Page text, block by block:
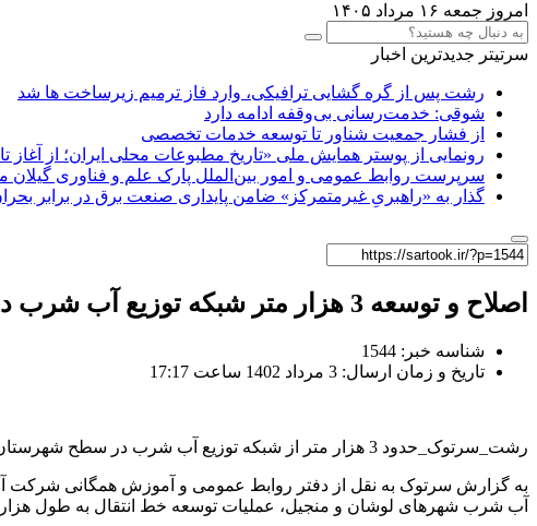
امروز جمعه ۱۶ مرداد ۱۴۰۵
سرتیتر جدیدترین اخبار
رشت پس از گره گشایی ترافیکی، وارد فاز ترمیم زیرساخت ها شد
شوقی: خدمت‌رسانی بی‌وقفه ادامه دارد
از فشار جمعیت شناور تا توسعه خدمات تخصصی
رونمایی از پوستر همایش ملی «تاریخ مطبوعات محلی ایران؛ از آغاز
سرپرست روابط عمومی و امور بین‌الملل پارک علم و فناوری
گذار به «راهبریِ غیرمتمرکز» ضامن پایداری صنعت برق در برابر
اصلاح و توسعه 3 هزار متر شبکه توزیع آب شرب در سطح شهرستان رودبار
شناسه خبر: 1544
تاریخ و زمان ارسال: 3 مرداد 1402 ساعت 17:17
رشت_سرتوک_حدود 3 هزار متر از شبکه توزیع آب شرب در سطح شهرستان رودبار اصلاح و توسعه یافت.
به گزارش سرتوک به نقل از دفتر روابط عمومی و آموزش همگانی شرکت
آب شرب شهرهای لوشان و منجیل، عملیات توسعه خط انتقال به طول هزار و 200 متر لوله گذاری در شهر لوشان و هزار و 700 متر در شهر منجیل شهرستان رودبار